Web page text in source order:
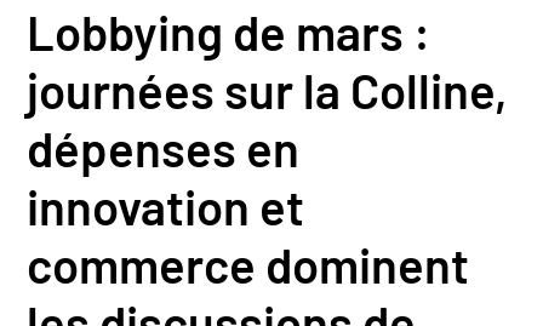
Lobbying de mars :
journées sur la Colline,
dépenses en
innovation et
commerce dominent